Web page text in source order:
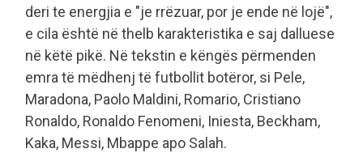
deri te energjia e "je rrëzuar, por je ende në lojë",
e cila është në thelb karakteristika e saj dalluese
në këtë pikë. Në tekstin e këngës përmenden
emra të mëdhenj të futbollit botëror, si Pele,
Maradona, Paolo Maldini, Romario, Cristiano
Ronaldo, Ronaldo Fenomeni, Iniesta, Beckham,
Kaka, Messi, Mbappe apo Salah.